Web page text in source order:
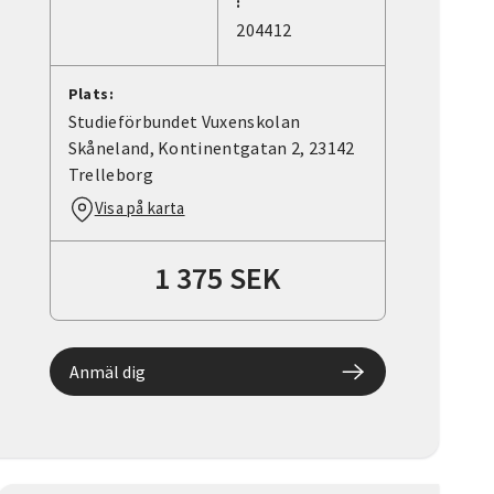
204412
Plats:
Studieförbundet Vuxenskolan
Skåneland, Kontinentgatan 2, 23142
Trelleborg
Visa på karta
1 375 SEK
Anmäl dig